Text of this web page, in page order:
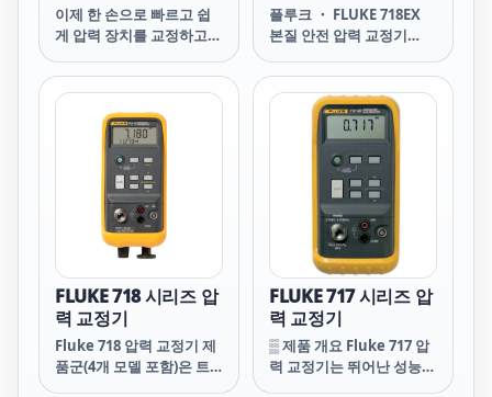
이제 한 손으로 빠르고 쉽
게 압력 장치를 교정하고
절약할 수 있습니다. 혁신
적인 전기 펌프가 내장된
Fluke 719 전기 압력 교정
기는 손가락 끝으로 압력을
교정할 수 있는 기능을 제
공합니다.
플루크 ・ FLUKE 718EX
본질 안전 압력 교정기
Pressure Calibrator 상
품상세정보 ▒ 주요 기능
Fluke 718Ex의 특징 ATEX
II 1G Ex ia IIC T4 준수 미
세 조정 버니어 및 블리드
밸브와 함께 압력/진공 핸
드 펌프 내장 30, 100 및
300psi(2, 7 및 20bar) 범위
내부 압력 센서를 사용하여
전체 범위의 0.05%까지 압
력 측정 8개의 안전 기능이
있는 Fluke 700PEx 압력
모듈을 사용하여 200bar까
지 압력 측정 선택 가
FLUKE 718 시리즈 압
력 교정기
Fluke 718 압력 교정기 제
품군(4개 모델 포함)은 트
FLUKE 717 시리즈 압
력 교정기
▒ 제품 개요 Fluke 717 압
력 교정기는 뛰어난 성능,